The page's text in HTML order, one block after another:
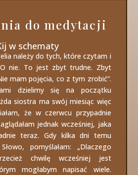
do medytacji
w schematy
należy do tych, które czytam i
nie. To jest zbyt trudne. Zbyt
mam pojęcia, co z tym zrobić”.
dzielimy się na początku
siostra ma swój miesiąc więc
że w czerwcu przypadnie
jednak wcześniej, jaka
teraz. Gdy kilka dni temu
pomyślałam: „Dlaczego
chwilę wcześniej jest
mogłabym napisać wiele.